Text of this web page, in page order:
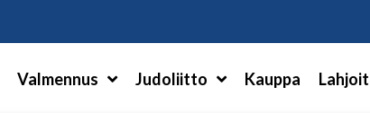
Valmennus Judoliitto Kauppa